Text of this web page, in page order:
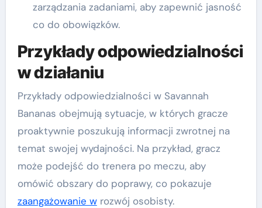
zarządzania zadaniami, aby zapewnić jasność
co do obowiązków.
Przykłady odpowiedzialności
w działaniu
Przykłady odpowiedzialności w Savannah
Bananas obejmują sytuacje, w których gracze
proaktywnie poszukują informacji zwrotnej na
temat swojej wydajności. Na przykład, gracz
może podejść do trenera po meczu, aby
omówić obszary do poprawy, co pokazuje
zaangażowanie wrozwój osobisty.